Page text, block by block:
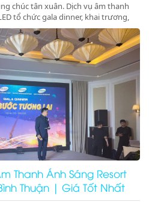
chúc tân xuân. Dịch vụ âm thanh
tổ chức gala dinner, khai trương,
Bình Thuận, Ninh Thuận. Giá
Thanh Ánh Sáng Resort
Thuận | Giá Tốt Nhất